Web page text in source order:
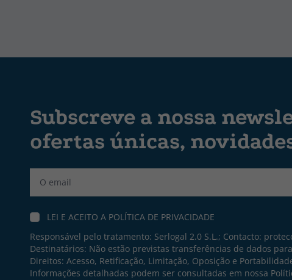
Subscreve a nossa
ofertas únicas,
LEI E ACEITO A POLÍTICA DE PRIVACIDADE
Responsável pelo tratamento: Serlogal 2.0 S.L.; Contacto:
Destinatários: Não estão previstas transferências de dados
Direitos: Acesso, Retificação, Limitação, Oposição e
Informações detalhadas podem ser consultadas em nossa